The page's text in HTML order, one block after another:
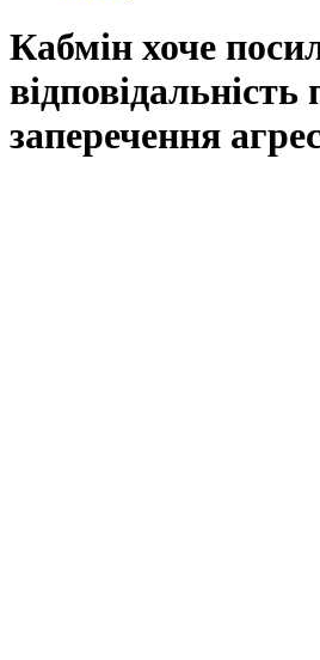
Кабмін хоче
відповідальність
заперечення